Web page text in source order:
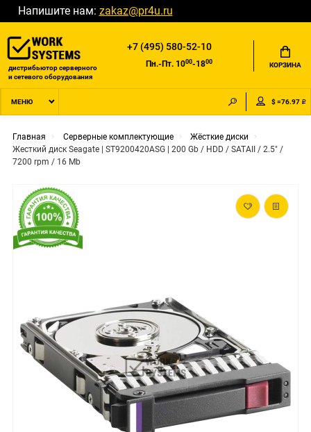
Напишите нам: zakaz@pr4u.ru
дистрибьютор серверного
и сетевого оборудования
+7 (495) 580-52-10
Пн.-Пт. 1000-1800 КОРЗИНА
МЕНЮ $ =76.97 ₽
Главная Серверные комплектующие
Жёсткие диски
Жесткий диск Seagate | ST9200420ASG | 200 Gb / HDD / SATAII / 2.5" /
7200 rpm / 16 Mb